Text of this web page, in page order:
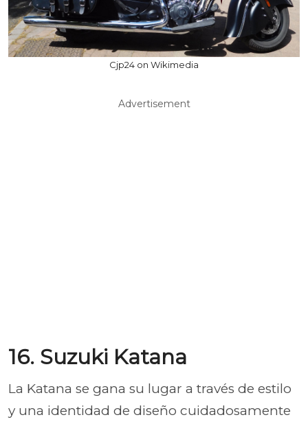
Cjp24 on Wikimedia
Advertisement
16. Suzuki Katana
La Katana se gana su lugar a través de estilo
y una identidad de diseño cuidadosamente